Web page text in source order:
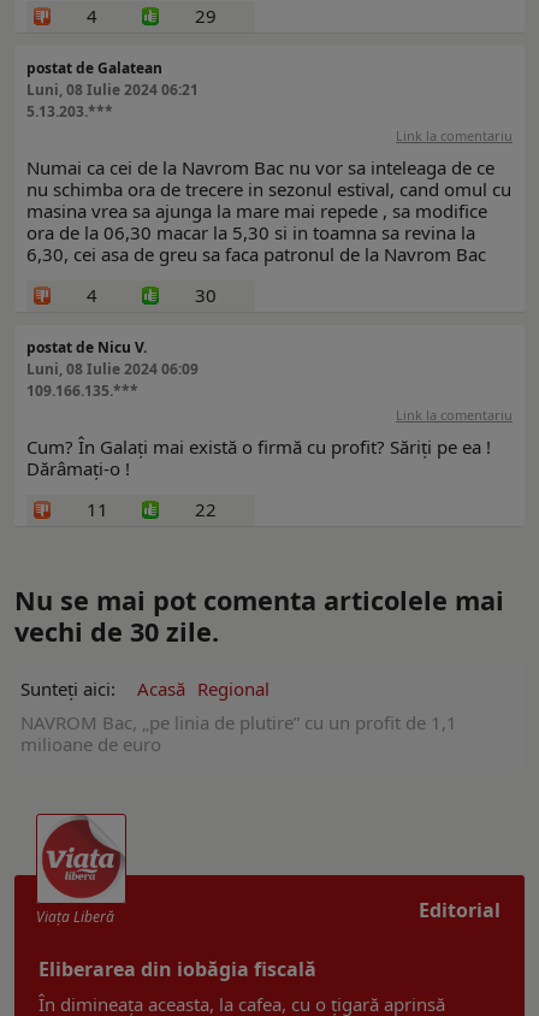
4
29
postat de Galatean
Luni, 08 Iulie 2024 06:21
5.13.203.***
Link la comentariu
Numai ca cei de la Navrom Bac nu vor sa inteleaga de ce
nu schimba ora de trecere in sezonul estival, cand omul cu
masina vrea sa ajunga la mare mai repede , sa modifice
ora de la 06,30 macar la 5,30 si in toamna sa revina la
6,30, cei asa de greu sa faca patronul de la Navrom Bac
4
30
postat de Nicu V.
Luni, 08 Iulie 2024 06:09
109.166.135.***
Link la comentariu
Cum? În Galați mai există o firmă cu profit? Săriți pe ea !
Dărâmați-o !
11
22
Nu se mai pot comenta articolele mai
vechi de 30 zile.
Sunteți aici: Acasă Regional
NAVROM Bac, „pe linia de plutire” cu un profit de 1,1
milioane de euro
Editorial
Viaţa Liberă
Eliberarea din iobăgia fiscală
În dimineața aceasta, la cafea, cu o țigară aprinsă